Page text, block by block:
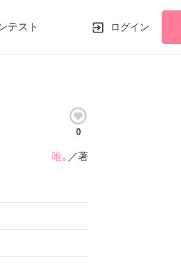
テスト ログイン
0
唯｡ ／著